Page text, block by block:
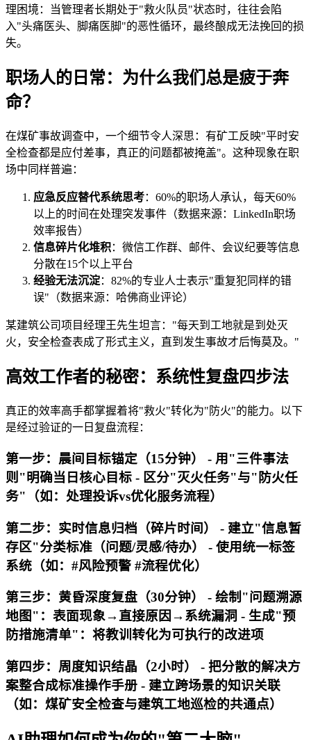
理困境：当管理者长期处于"救火队员"状态时，往往会陷
入"头痛医头、脚痛医脚"的恶性循环，最终酿成无法挽回的损
失。
职场人的日常：为什么我们总是疲于奔
命？
在煤矿事故调查中，一个细节令人深思：有矿工反映"平时安
全检查都是应付差事，真正的问题都被掩盖"。这种现象在职
场中同样普遍：
应急反应替代系统思考：60%的职场人承认，每天60%
以上的时间在处理突发事件（数据来源：LinkedIn职场
效率报告）
信息碎片化堆积：微信工作群、邮件、会议纪要等信息
分散在15个以上平台
经验无法沉淀：82%的专业人士表示"重复犯同样的错
误"（数据来源：哈佛商业评论）
某建筑公司项目经理王先生坦言："每天到工地就是到处灭
火，安全检查表成了形式主义，直到发生事故才后悔莫及。"
高效工作者的秘密：系统性复盘四步法
真正的效率高手都掌握着将"救火"转化为"防火"的能力。以下
是经过验证的一日复盘流程：
第一步：晨间目标锚定（15分钟） - 用"三件事法
则"明确当日核心目标 - 区分"灭火任务"与"防火任
务"（如：处理投诉vs优化服务流程）
第二步：实时信息归档（碎片时间） - 建立"信息暂
存区"分类标准（问题/灵感/待办） - 使用统一标签
系统（如：#风险预警 #流程优化）
第三步：黄昏深度复盘（30分钟） - 绘制"问题溯源
地图"：表面现象→直接原因→系统漏洞 - 生成"预
防措施清单"：将教训转化为可执行的改进项
第四步：周度知识结晶（2小时） - 把分散的解决方
案整合成标准操作手册 - 建立跨场景的知识关联
（如：煤矿安全检查与建筑工地巡检的共通点）